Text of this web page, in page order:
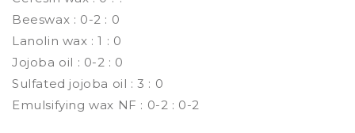
Beeswax : 0-2 : 0
Lanolin wax : 1 : 0
Jojoba oil : 0-2 : 0
Sulfated jojoba oil : 3 : 0
Emulsifying wax NF : 0-2 : 0-2